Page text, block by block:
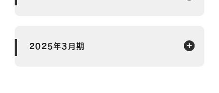
2025年3月期